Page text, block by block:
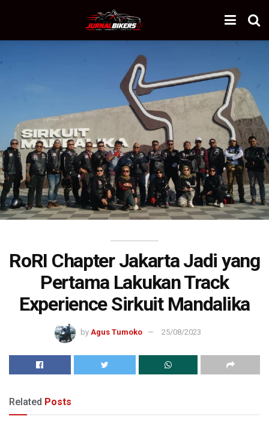
RoRI Chapter Jakarta Jadi yang
Pertama Lakukan Track
Experience Sirkuit Mandalika
by Agus Tumoko 25/08/2023
Related Posts